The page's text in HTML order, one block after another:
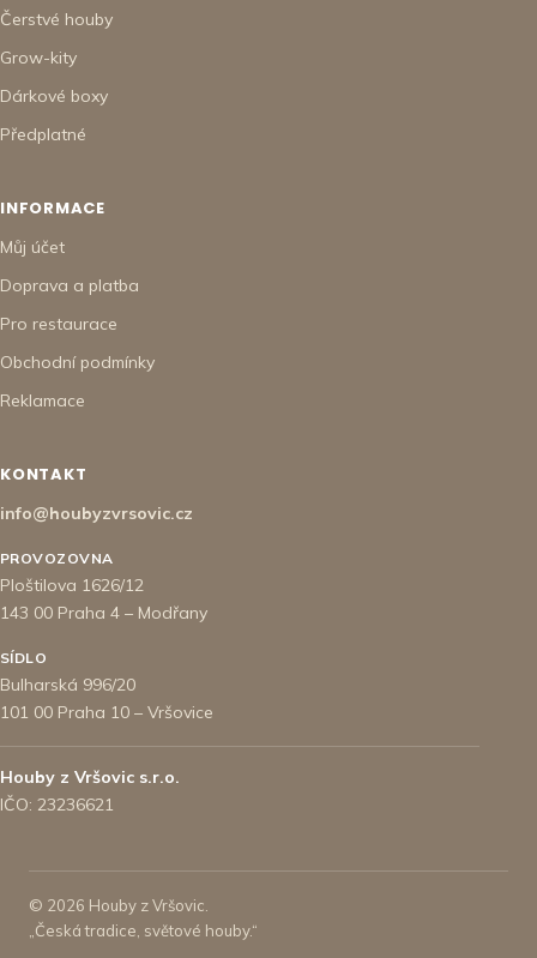
Čerstvé houby
Grow-kity
Dárkové boxy
Předplatné
INFORMACE
Můj účet
Doprava a platba
Pro restaurace
Obchodní podmínky
Reklamace
KONTAKT
info@houbyzvrsovic.cz
PROVOZOVNA
Ploštilova 1626/12
143 00 Praha 4 – Modřany
SÍDLO
Bulharská 996/20
101 00 Praha 10 – Vršovice
Houby z Vršovic s.r.o.
IČO: 23236621
© 2026 Houby z Vršovic.
„Česká tradice, světové houby.“